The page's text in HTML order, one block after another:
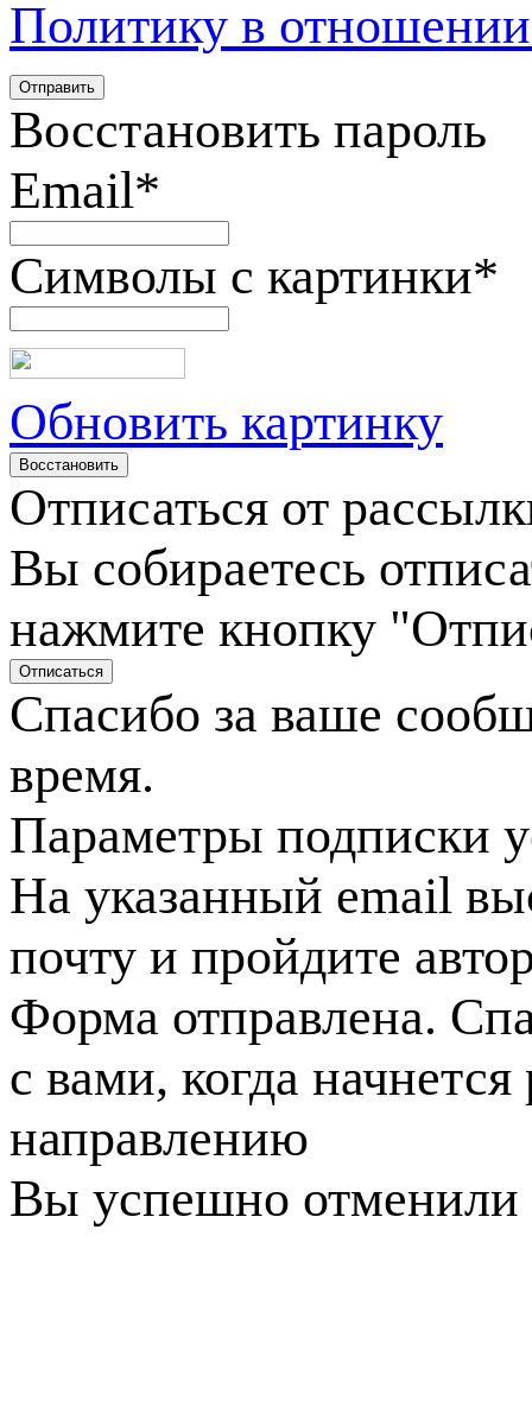
Политику в
Восстановить пароль
Email*
Символы с картинки*
Обновить картинку
Отписаться от
Вы собираетесь
нажмите кнопку
Спасибо за ваше
время.
Параметры подписки
На указанный email
почту и пройдите
Форма отправлена.
с вами, когда
направлению
Вы успешно отменили